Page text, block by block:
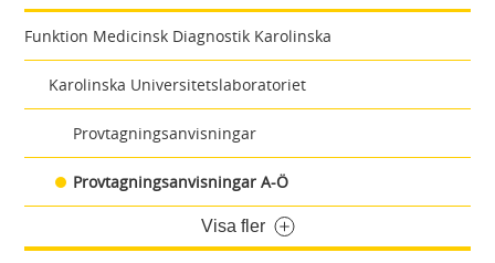
Funktion Medicinsk Diagnostik Karolinska
Karolinska Universitetslaboratoriet
Provtagningsanvisningar
Provtagningsanvisningar A-Ö
Visa fler